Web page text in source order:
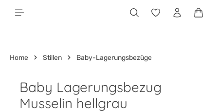
Home Stillen Baby-Lagerungsbezüge
Baby Lagerungsbezug
Musselin hellgrau